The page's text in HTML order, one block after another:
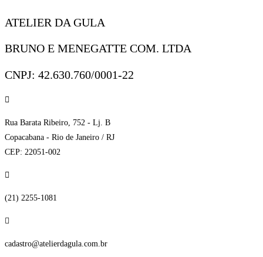
ATELIER DA GULA
BRUNO E MENEGATTE COM. LTDA
CNPJ: 42.630.760/0001-22
Rua Barata Ribeiro, 752 - Lj. B
Copacabana - Rio de Janeiro / RJ
CEP: 22051-002
(21) 2255-1081
cadastro@atelierdagula.com.br